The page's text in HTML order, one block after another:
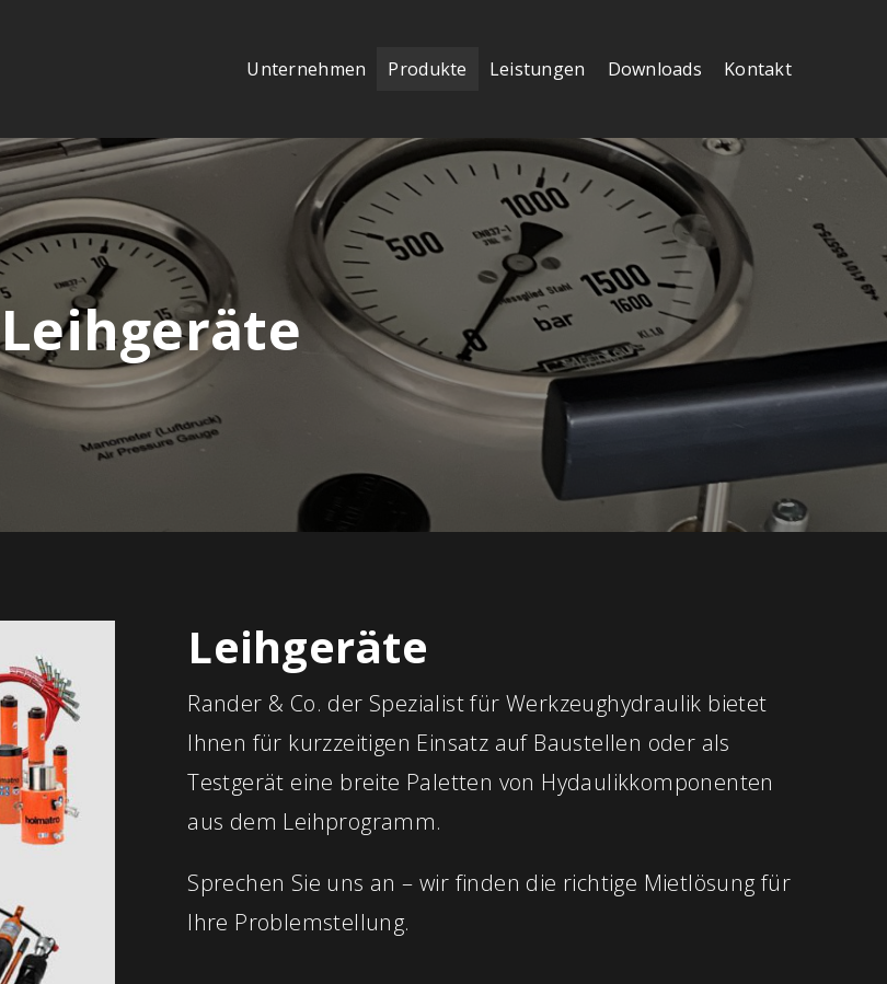
Unternehmen Produkte Leistungen Downloads Kontakt
Leihgeräte
Leihgeräte
Rander & Co. der Spezialist für Werkzeughydraulik bietet
Ihnen für kurzzeitigen Einsatz auf Baustellen oder als
Testgerät eine breite Paletten von Hydaulikkomponenten
aus dem Leihprogramm.
Sprechen Sie uns an – wir finden die richtige Mietlösung für
Ihre Problemstellung.